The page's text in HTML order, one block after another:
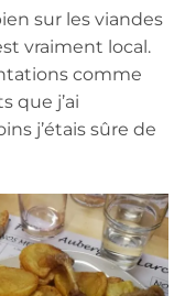
sur les viandes
vraiment local.
comme
que j’ai
j’étais sûre de